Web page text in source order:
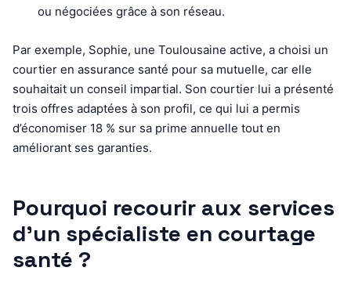
ou négociées grâce à son réseau.
Par exemple, Sophie, une Toulousaine active, a choisi un
courtier en assurance santé pour sa mutuelle, car elle
souhaitait un conseil impartial. Son courtier lui a présenté
trois offres adaptées à son profil, ce qui lui a permis
d’économiser 18 % sur sa prime annuelle tout en
améliorant ses garanties.
Pourquoi recourir aux services
d’un spécialiste en courtage
santé ?